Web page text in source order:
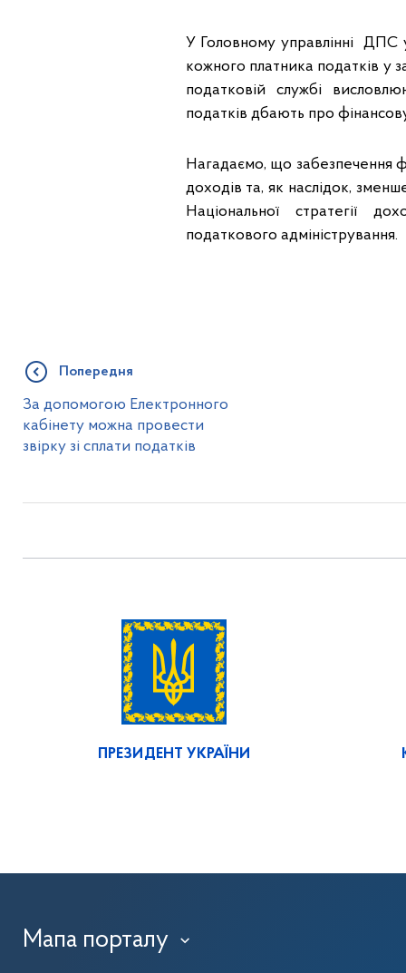
У Головному управлінні ДПС
кожного платника податків у
податковій службі
податків дбають про
Нагадаємо, що забезпечення
доходів та, як наслідок,
Національної стратегії
податкового адміністрування.
Попередня
За допомогою Електронного
кабінету можна провести
звірку зі сплати податків
ПРЕЗИДЕНТ УКРАЇНИ
Мапа порталу ›